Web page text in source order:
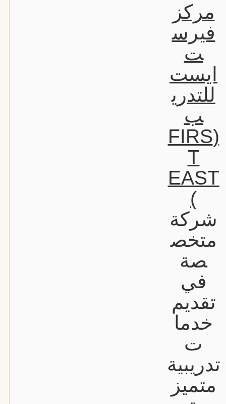
مركز
فيرس
ت
ايست
للتدري
ب
(FIRS
T
EAST
)
شركة
متخص
صة
في
تقديم
خدما
ت
تدريبية
متميز